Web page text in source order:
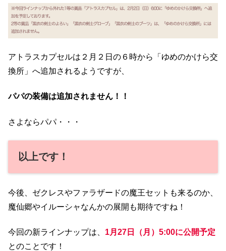
アトラスカプセルは２月２日の６時から「ゆめのかけら交
換所」へ追加されるようですが、
パパの装備は追加されません！！
さよならパパ・・・
以上です！
今後、ゼクレスやファラザードの魔王セットも来るのか、
魔仙郷やイルーシャなんかの展開も期待ですね！
今回の新ラインナップは、 1月27日（月）5:00に公開予定
とのことです！